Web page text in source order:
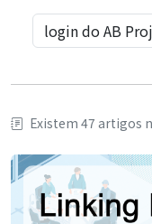
Existem 47 artigos